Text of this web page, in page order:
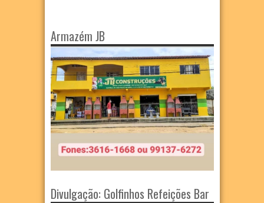
Armazém JB
Divulgação: Golfinhos Refeições Bar